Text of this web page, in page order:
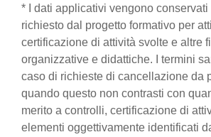
* I dati applicativi vengono
richiesto dal progetto formativo per
certificazione di attività svolte e altre
organizzative e didattiche. I termini
caso di richieste di cancellazione da
quando questo non contrasti con
merito a controlli, certificazione di
elementi oggettivamente identificati